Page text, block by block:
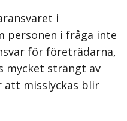
i
personen i fråga inte
för företrädarna,
mycket strängt av
att misslyckas blir